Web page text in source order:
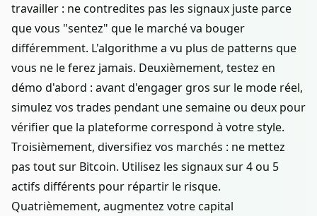
travailler : ne contredites pas les signaux juste parce
que vous "sentez" que le marché va bouger
différemment. L'algorithme a vu plus de patterns que
vous ne le ferez jamais. Deuxièmement, testez en
démo d'abord : avant d'engager gros sur le mode réel,
simulez vos trades pendant une semaine ou deux pour
vérifier que la plateforme correspond à votre style.
Troisièmement, diversifiez vos marchés : ne mettez
pas tout sur Bitcoin. Utilisez les signaux sur 4 ou 5
actifs différents pour répartir le risque.
Quatrièmement, augmentez votre capital